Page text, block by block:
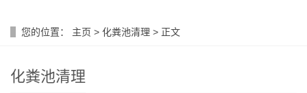
您的位置： 主页 > 化粪池清理 > 正文
化粪池清理